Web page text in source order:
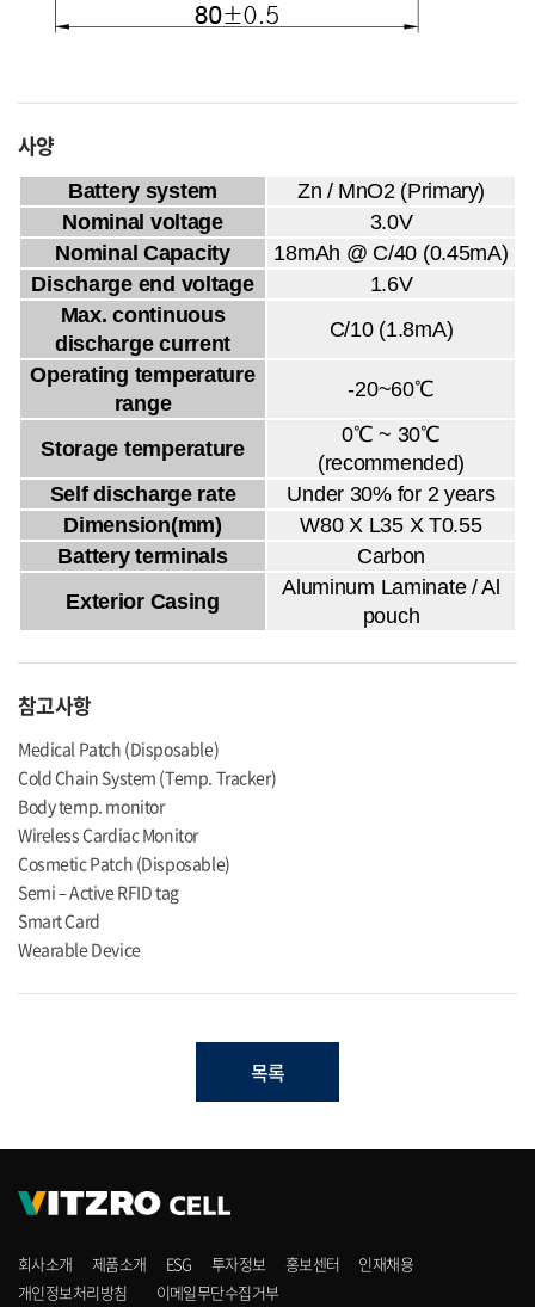
사양
Battery system
Zn / MnO2 (Primary)
Nominal voltage
3.0V
Nominal Capacity
18mAh @ C/40 (0.45mA)
Discharge end voltage
1.6V
Max. continuous
discharge current
C/10 (1.8mA)
Operating temperature
range
-20~60℃
Storage temperature
0℃ ~ 30℃
(recommended)
Self discharge rate
Under 30% for 2 years
Dimension(mm)
W80 X L35 X T0.55
Battery terminals
Carbon
Exterior Casing
Aluminum Laminate / Al
pouch
참고사항
Medical Patch (Disposable)
Cold Chain System (Temp. Tracker)
Body temp. monitor
Wireless Cardiac Monitor
Cosmetic Patch (Disposable)
Semi – Active RFID tag
Smart Card
Wearable Device
목록
회사소개 제품소개 ESG 투자정보 홍보센터
인재채용
개인정보처리방침
이메일무단수집거부